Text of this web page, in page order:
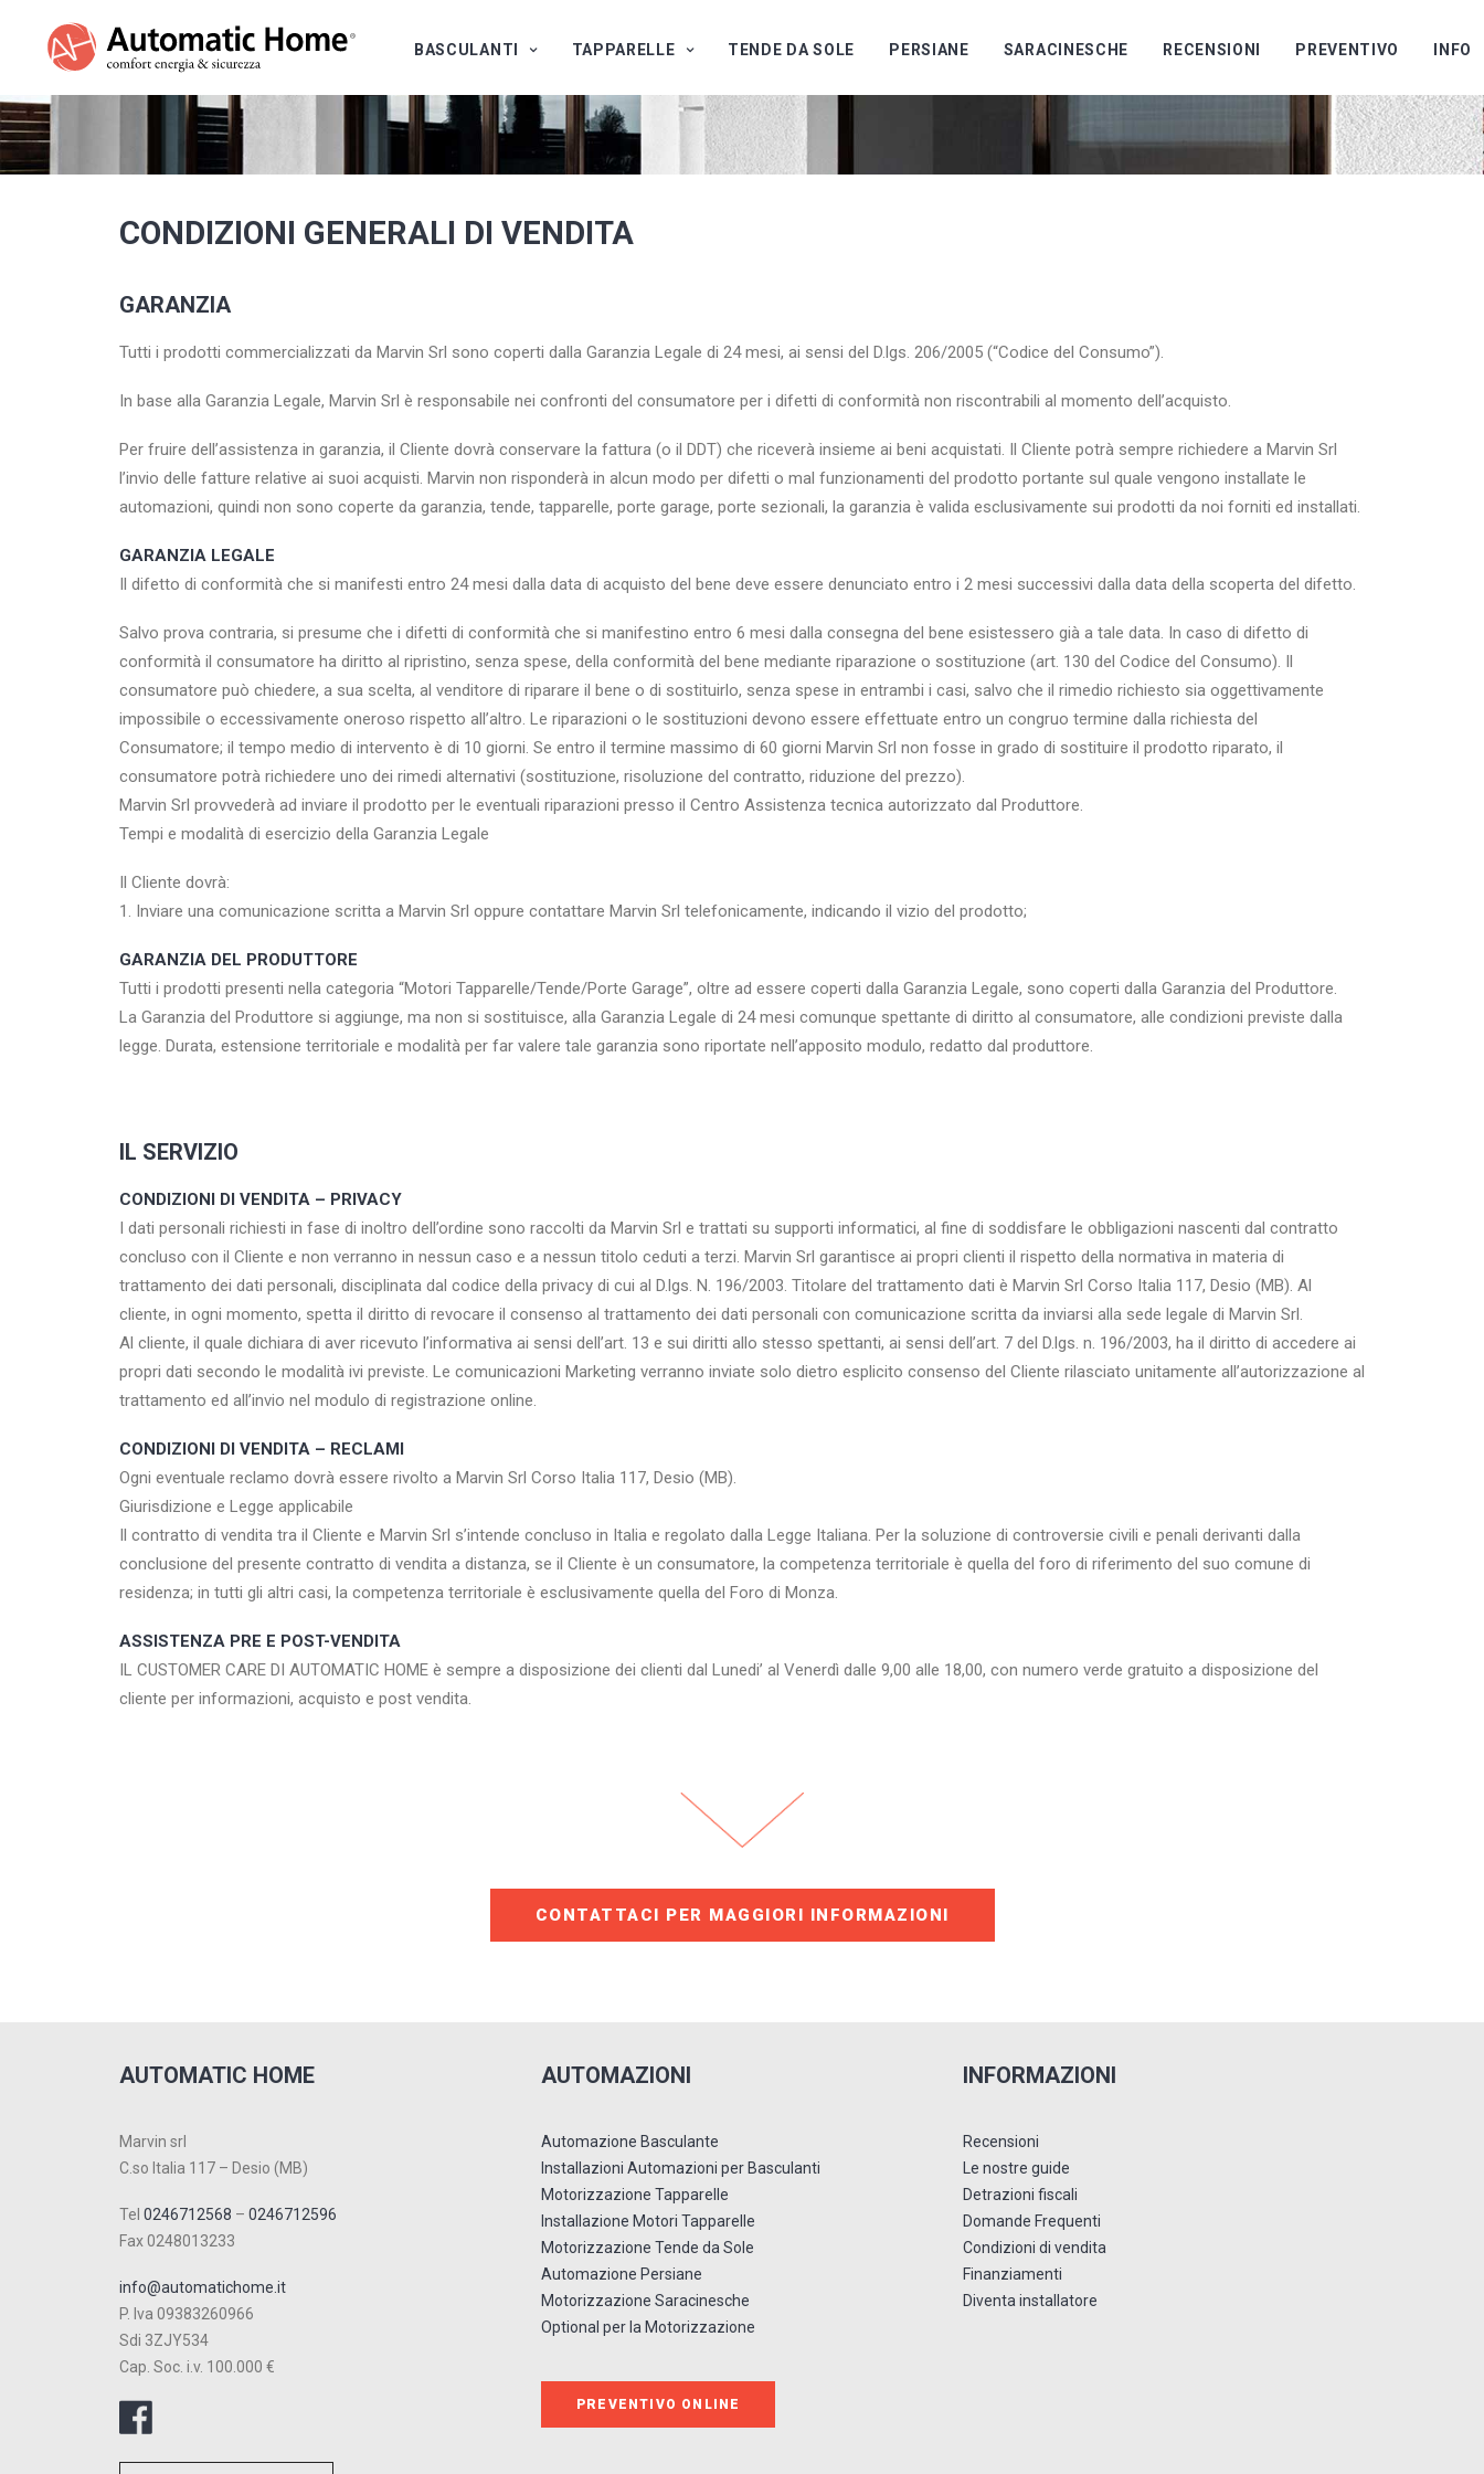
BASCULANTI TAPPARELLE TENDE DA SOLE PERSIANE SARACINESCHE RECENSIONI PREVENTIVO INFO
CONDIZIONI GENERALI DI VENDITA
GARANZIA
Tutti i prodotti commercializzati da Marvin Srl sono coperti dalla Garanzia Legale di 24 mesi, ai sensi del D.lgs. 206/2005 (“Codice del Consumo”).
In base alla Garanzia Legale, Marvin Srl è responsabile nei confronti del consumatore per i difetti di conformità non riscontrabili al momento dell’acquisto.
Per fruire dell’assistenza in garanzia, il Cliente dovrà conservare la fattura (o il DDT) che riceverà insieme ai beni acquistati. Il Cliente potrà sempre richiedere a Marvin Srl
l’invio delle fatture relative ai suoi acquisti. Marvin non risponderà in alcun modo per difetti o mal funzionamenti del prodotto portante sul quale vengono installate le
automazioni, quindi non sono coperte da garanzia, tende, tapparelle, porte garage, porte sezionali, la garanzia è valida esclusivamente sui prodotti da noi forniti ed installati.
GARANZIA LEGALE
Il difetto di conformità che si manifesti entro 24 mesi dalla data di acquisto del bene deve essere denunciato entro i 2 mesi successivi dalla data della scoperta del difetto.
Salvo prova contraria, si presume che i difetti di conformità che si manifestino entro 6 mesi dalla consegna del bene esistessero già a tale data. In caso di difetto di
conformità il consumatore ha diritto al ripristino, senza spese, della conformità del bene mediante riparazione o sostituzione (art. 130 del Codice del Consumo). Il
consumatore può chiedere, a sua scelta, al venditore di riparare il bene o di sostituirlo, senza spese in entrambi i casi, salvo che il rimedio richiesto sia oggettivamente
impossibile o eccessivamente oneroso rispetto all’altro. Le riparazioni o le sostituzioni devono essere effettuate entro un congruo termine dalla richiesta del
Consumatore; il tempo medio di intervento è di 10 giorni. Se entro il termine massimo di 60 giorni Marvin Srl non fosse in grado di sostituire il prodotto riparato, il
consumatore potrà richiedere uno dei rimedi alternativi (sostituzione, risoluzione del contratto, riduzione del prezzo).
Marvin Srl provvederà ad inviare il prodotto per le eventuali riparazioni presso il Centro Assistenza tecnica autorizzato dal Produttore.
Tempi e modalità di esercizio della Garanzia Legale
Il Cliente dovrà:
1. Inviare una comunicazione scritta a Marvin Srl oppure contattare Marvin Srl telefonicamente, indicando il vizio del prodotto;
GARANZIA DEL PRODUTTORE
Tutti i prodotti presenti nella categoria “Motori Tapparelle/Tende/Porte Garage”, oltre ad essere coperti dalla Garanzia Legale, sono coperti dalla Garanzia del Produttore.
La Garanzia del Produttore si aggiunge, ma non si sostituisce, alla Garanzia Legale di 24 mesi comunque spettante di diritto al consumatore, alle condizioni previste dalla
legge. Durata, estensione territoriale e modalità per far valere tale garanzia sono riportate nell’apposito modulo, redatto dal produttore.
IL SERVIZIO
CONDIZIONI DI VENDITA – PRIVACY
I dati personali richiesti in fase di inoltro dell’ordine sono raccolti da Marvin Srl e trattati su supporti informatici, al fine di soddisfare le obbligazioni nascenti dal contratto
concluso con il Cliente e non verranno in nessun caso e a nessun titolo ceduti a terzi. Marvin Srl garantisce ai propri clienti il rispetto della normativa in materia di
trattamento dei dati personali, disciplinata dal codice della privacy di cui al D.lgs. N. 196/2003. Titolare del trattamento dati è Marvin Srl Corso Italia 117, Desio (MB). Al
cliente, in ogni momento, spetta il diritto di revocare il consenso al trattamento dei dati personali con comunicazione scritta da inviarsi alla sede legale di Marvin Srl.
Al cliente, il quale dichiara di aver ricevuto l’informativa ai sensi dell’art. 13 e sui diritti allo stesso spettanti, ai sensi dell’art. 7 del D.lgs. n. 196/2003, ha il diritto di accedere ai
propri dati secondo le modalità ivi previste. Le comunicazioni Marketing verranno inviate solo dietro esplicito consenso del Cliente rilasciato unitamente all’autorizzazione al
trattamento ed all’invio nel modulo di registrazione online.
CONDIZIONI DI VENDITA – RECLAMI
Ogni eventuale reclamo dovrà essere rivolto a Marvin Srl Corso Italia 117, Desio (MB).
Giurisdizione e Legge applicabile
Il contratto di vendita tra il Cliente e Marvin Srl s’intende concluso in Italia e regolato dalla Legge Italiana. Per la soluzione di controversie civili e penali derivanti dalla
conclusione del presente contratto di vendita a distanza, se il Cliente è un consumatore, la competenza territoriale è quella del foro di riferimento del suo comune di
residenza; in tutti gli altri casi, la competenza territoriale è esclusivamente quella del Foro di Monza.
ASSISTENZA PRE E POST-VENDITA
IL CUSTOMER CARE DI AUTOMATIC HOME è sempre a disposizione dei clienti dal Lunedi’ al Venerdì dalle 9,00 alle 18,00, con numero verde gratuito a disposizione del
cliente per informazioni, acquisto e post vendita.
CONTATTACI PER MAGGIORI INFORMAZIONI
AUTOMATIC HOME
Marvin srl
C.so Italia 117 – Desio (MB)
Tel 0246712568 – 0246712596
Fax 0248013233
info@automatichome.it
P. Iva 09383260966
Sdi 3ZJY534
Cap. Soc. i.v. 100.000 €
AUTOMAZIONI
Automazione Basculante
Installazioni Automazioni per Basculanti
Motorizzazione Tapparelle
Installazione Motori Tapparelle
Motorizzazione Tende da Sole
Automazione Persiane
Motorizzazione Saracinesche
Optional per la Motorizzazione
PREVENTIVO ONLINE
INFORMAZIONI
Recensioni
Le nostre guide
Detrazioni fiscali
Domande Frequenti
Condizioni di vendita
Finanziamenti
Diventa installatore